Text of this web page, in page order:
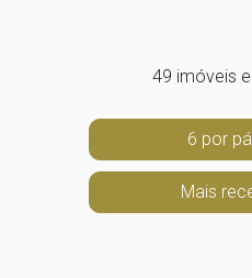
49 imóveis
6 por
Mais